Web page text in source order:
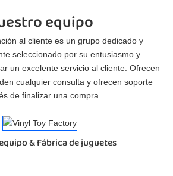
equipo
al cliente es un grupo dedicado y
seleccionado por su entusiasmo y
un excelente servicio al cliente. Ofrecen
cualquier consulta y ofrecen soporte
de finalizar una compra.
& Fábrica de juguetes